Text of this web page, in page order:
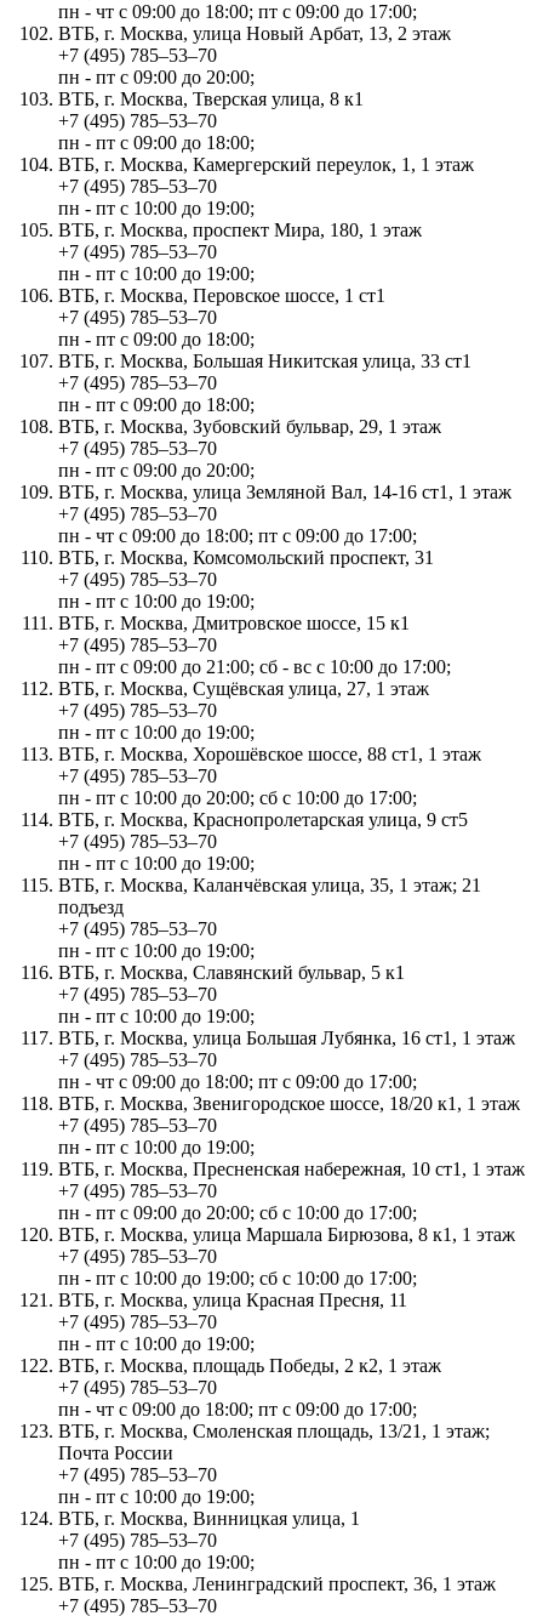
пн - чт с 09:00 до 18:00; пт с 09:00 до 17:00;
ВТБ, г. Москва, улица Новый Арбат, 13, 2 этаж
+7 (495) 785‒53‒70
пн - пт с 09:00 до 20:00;
ВТБ, г. Москва, Тверская улица, 8 к1
+7 (495) 785‒53‒70
пн - пт с 09:00 до 18:00;
ВТБ, г. Москва, Камергерский переулок, 1, 1 этаж
+7 (495) 785‒53‒70
пн - пт с 10:00 до 19:00;
ВТБ, г. Москва, проспект Мира, 180, 1 этаж
+7 (495) 785‒53‒70
пн - пт с 10:00 до 19:00;
ВТБ, г. Москва, Перовское шоссе, 1 ст1
+7 (495) 785‒53‒70
пн - пт с 09:00 до 18:00;
ВТБ, г. Москва, Большая Никитская улица, 33 ст1
+7 (495) 785‒53‒70
пн - пт с 09:00 до 18:00;
ВТБ, г. Москва, Зубовский бульвар, 29, 1 этаж
+7 (495) 785‒53‒70
пн - пт с 09:00 до 20:00;
ВТБ, г. Москва, улица Земляной Вал, 14-16 ст1, 1 этаж
+7 (495) 785‒53‒70
пн - чт с 09:00 до 18:00; пт с 09:00 до 17:00;
ВТБ, г. Москва, Комсомольский проспект, 31
+7 (495) 785‒53‒70
пн - пт с 10:00 до 19:00;
ВТБ, г. Москва, Дмитровское шоссе, 15 к1
+7 (495) 785‒53‒70
пн - пт с 09:00 до 21:00; сб - вс с 10:00 до 17:00;
ВТБ, г. Москва, Сущёвская улица, 27, 1 этаж
+7 (495) 785‒53‒70
пн - пт с 10:00 до 19:00;
ВТБ, г. Москва, Хорошёвское шоссе, 88 ст1, 1 этаж
+7 (495) 785‒53‒70
пн - пт с 10:00 до 20:00; сб с 10:00 до 17:00;
ВТБ, г. Москва, Краснопролетарская улица, 9 ст5
+7 (495) 785‒53‒70
пн - пт с 10:00 до 19:00;
ВТБ, г. Москва, Каланчёвская улица, 35, 1 этаж; 21
подъезд
+7 (495) 785‒53‒70
пн - пт с 10:00 до 19:00;
ВТБ, г. Москва, Славянский бульвар, 5 к1
+7 (495) 785‒53‒70
пн - пт с 10:00 до 19:00;
ВТБ, г. Москва, улица Большая Лубянка, 16 ст1, 1 этаж
+7 (495) 785‒53‒70
пн - чт с 09:00 до 18:00; пт с 09:00 до 17:00;
ВТБ, г. Москва, Звенигородское шоссе, 18/20 к1, 1 этаж
+7 (495) 785‒53‒70
пн - пт с 10:00 до 19:00;
ВТБ, г. Москва, Пресненская набережная, 10 ст1, 1 этаж
+7 (495) 785‒53‒70
пн - пт с 09:00 до 20:00; сб с 10:00 до 17:00;
ВТБ, г. Москва, улица Маршала Бирюзова, 8 к1, 1 этаж
+7 (495) 785‒53‒70
пн - пт с 10:00 до 19:00; сб с 10:00 до 17:00;
ВТБ, г. Москва, улица Красная Пресня, 11
+7 (495) 785‒53‒70
пн - пт с 10:00 до 19:00;
ВТБ, г. Москва, площадь Победы, 2 к2, 1 этаж
+7 (495) 785‒53‒70
пн - чт с 09:00 до 18:00; пт с 09:00 до 17:00;
ВТБ, г. Москва, Смоленская площадь, 13/21, 1 этаж;
Почта России
+7 (495) 785‒53‒70
пн - пт с 10:00 до 19:00;
ВТБ, г. Москва, Винницкая улица, 1
+7 (495) 785‒53‒70
пн - пт с 10:00 до 19:00;
ВТБ, г. Москва, Ленинградский проспект, 36, 1 этаж
+7 (495) 785‒53‒70